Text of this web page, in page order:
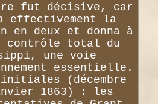
fut décisive, car
effectivement la
en deux et donna à
contrôle total du
une voie
essentielle.
(décembre
1863) : les